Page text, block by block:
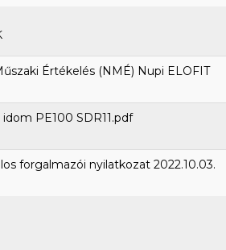
Értékelés (NMÉ) Nupi ELOFIT
PE100 SDR11.pdf
forgalmazói nyilatkozat 2022.10.03.